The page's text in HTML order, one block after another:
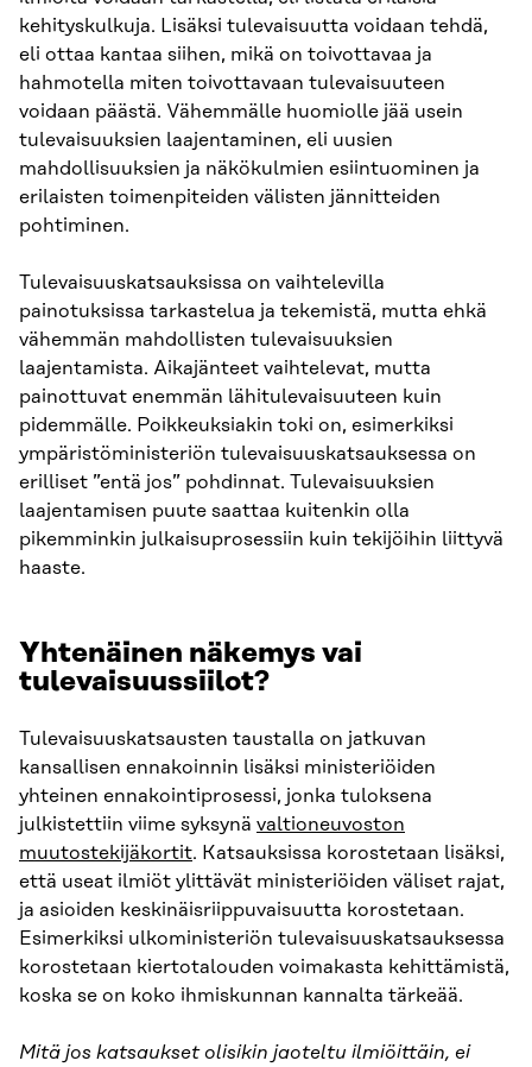
kehityskulkuja. Lisäksi tulevaisuutta voidaan tehdä,
eli ottaa kantaa siihen, mikä on toivottavaa ja
hahmotella miten toivottavaan tulevaisuuteen
voidaan päästä. Vähemmälle huomiolle jää usein
tulevaisuuksien laajentaminen, eli uusien
mahdollisuuksien ja näkökulmien esiintuominen ja
erilaisten toimenpiteiden välisten jännitteiden
pohtiminen.
Tulevaisuuskatsauksissa on vaihtelevilla
painotuksissa tarkastelua ja tekemistä, mutta ehkä
vähemmän mahdollisten tulevaisuuksien
laajentamista. Aikajänteet vaihtelevat, mutta
painottuvat enemmän lähitulevaisuuteen kuin
pidemmälle. Poikkeuksiakin toki on, esimerkiksi
ympäristöministeriön tulevaisuuskatsauksessa on
erilliset ”entä jos” pohdinnat. Tulevaisuuksien
laajentamisen puute saattaa kuitenkin olla
pikemminkin julkaisuprosessiin kuin tekijöihin liittyvä
haaste.
Yhtenäinen näkemys vai
tulevaisuussiilot?
Tulevaisuuskatsausten taustalla on jatkuvan
kansallisen ennakoinnin lisäksi ministeriöiden
yhteinen ennakointiprosessi, jonka tuloksena
julkistettiin viime syksynä valtioneuvoston
muutostekijäkortit. Katsauksissa korostetaan lisäksi,
että useat ilmiöt ylittävät ministeriöiden väliset rajat,
ja asioiden keskinäisriippuvaisuutta korostetaan.
Esimerkiksi ulkoministeriön tulevaisuuskatsauksessa
korostetaan kiertotalouden voimakasta kehittämistä,
koska se on koko ihmiskunnan kannalta tärkeää.
Mitä jos katsaukset olisikin jaoteltu ilmiöittäin, ei